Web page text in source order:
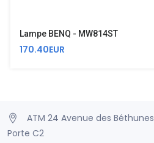
Lampe BENQ - MW814ST
170.40EUR
ATM 24 Avenue des Béthunes
Porte C2